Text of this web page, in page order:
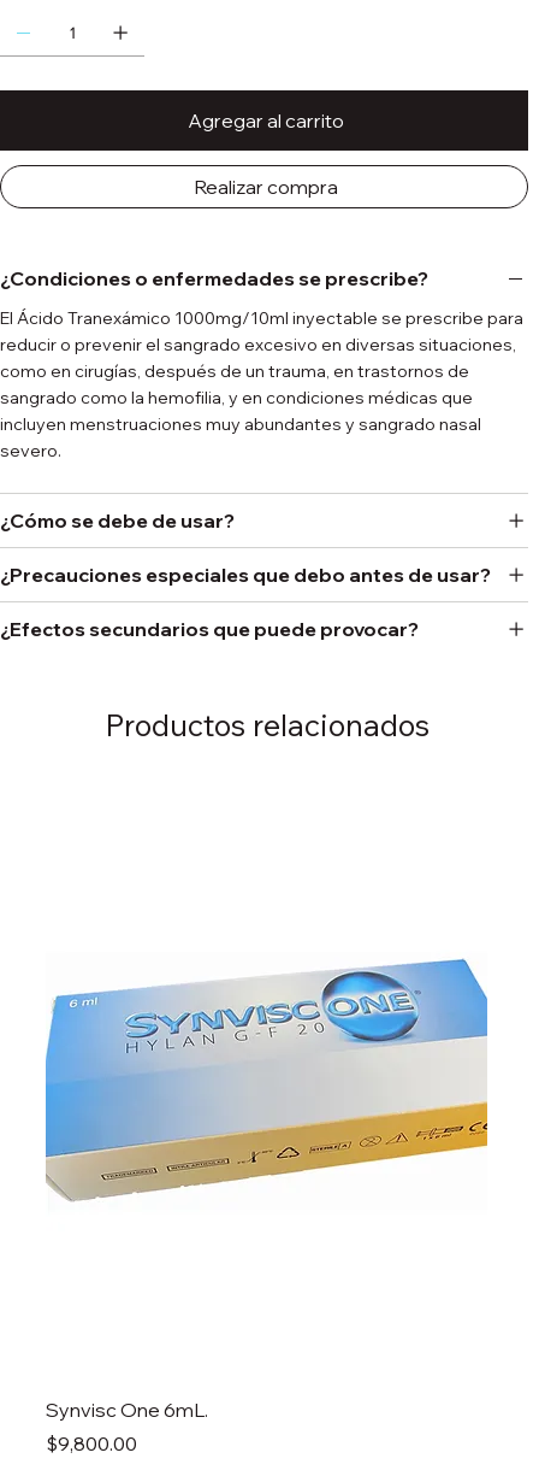
Agregar al carrito
Realizar compra
¿Condiciones o enfermedades se prescribe?
El Ácido Tranexámico 1000mg/10ml inyectable se prescribe para
reducir o prevenir el sangrado excesivo en diversas situaciones,
como en cirugías, después de un trauma, en trastornos de
sangrado como la hemofilia, y en condiciones médicas que
incluyen menstruaciones muy abundantes y sangrado nasal
severo.
¿Cómo se debe de usar?
¿Precauciones especiales que debo antes de usar?
¿Efectos secundarios que puede provocar?
Productos relacionados
Synvisc One 6mL.
Precio
$9,800.00